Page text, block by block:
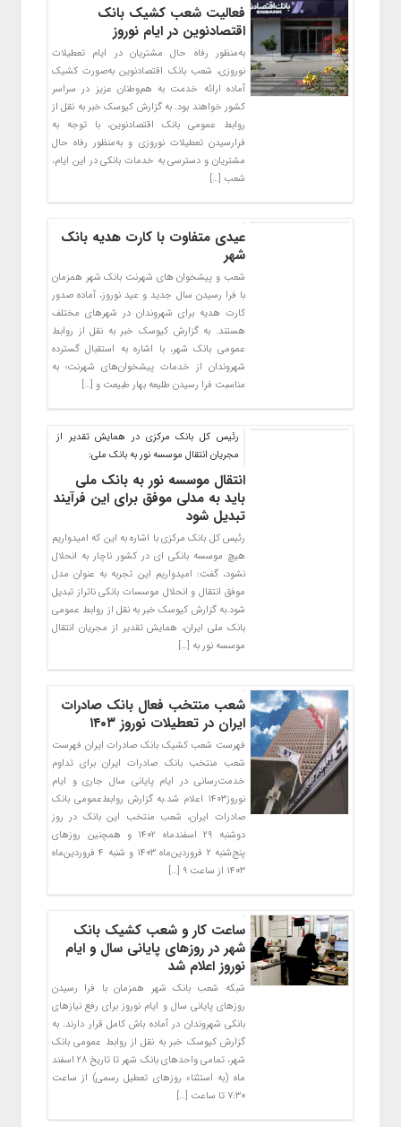
فعالیت شعب کشیک بانک
اقتصادنوین در ایام نوروز
به‌منظور رفاه حال مشتریان در ایام تعطیلات
نوروزی، شعب بانک اقتصادنوین به‌صورت کشیک
آماده ارائه خدمت به هم‌وطنان عزیز در سراسر
کشور خواهند بود. به گزارش کیوسک خبر به نقل از
روابط عمومی بانک اقتصادنوین، با توجه به
فرارسیدن تعطیلات نوروزی و به‌منظور رفاه حال
مشتریان و دسترسی به خدمات بانکی در این ایام،
شعب […]
عیدی متفاوت با کارت هدیه بانک
شهر
شعب و پیشخوان های شهرنت بانک شهر همزمان
با فرا رسیدن سال جدید و عید نوروز، آماده صدور
کارت هدیه برای شهروندان در شهرهای مختلف
هستند. به گزارش کیوسک خبر به نقل از روابط
عمومی بانک شهر، با اشاره به استقبال گسترده
شهروندان از خدمات پیشخوان‌های شهرنت؛ به
مناسبت فرا رسیدن طلیعه بهار طبیعت و […]
رئیس کل بانک‌ مرکزی در همایش تقدیر از
مجریان انتقال موسسه نور به بانک ملی:
انتقال موسسه نور به بانک ملی
باید به مدلی موفق برای این فرآیند
تبدیل شود
رئیس کل بانک مرکزی با اشاره به این که امیدواریم
هیچ موسسه بانکی ای در کشور ناچار به انحلال
نشود، گفت: امیدواریم این تجربه به عنوان مدل
موفق انتقال و انحلال موسسات بانکی ناتراز تبدیل
شود.به گزارش کیوسک خبر به نقل از روابط عمومی
بانک ملی ایران، همایش تقدیر از مجریان انتقال
موسسه نور به […]
​شعب منتخب فعال بانک صادرات
ایران در تعطیلات نوروز ١۴٠۳
فهرست شعب کشیک بانک صادرات ایران فهرست
شعب منتخب بانک صادرات ایران برای تداوم
خدمت‌رسانی در ایام پایانی سال جاری و ایام
نوروز١۴٠۳ اعلام شد.به گزارش روابط‌عمومی بانک
صادرات ایران، شعب منتخب این بانک در روز
دوشنبه ٢٩ اسفندماه ١۴٠۲ و همچنین روزهای
پنج‌‌شنبه ۲ فروردین‌ماه ۱۴۰۳ و شنبه ۴ فروردین‌ماه
۱۴۰۳ از ساعت ٩ […]
ساعت کار و شعب کشیک بانک
شهر در روزهای پایانی سال و ایام
نوروز اعلام شد
شبکه شعب بانک شهر همزمان با فرا رسیدن
روزهای پایانی سال و ایام نوروز برای رفع نیازهای
بانکی شهروندان در آماده باش کامل قرار دارند. به
گزارش کیوسک خبر به نقل از روابط عمومی بانک
شهر، تمامی واحدهای بانک شهر تا تاریخ ۲۸ اسفند
ماه (به استثناء روزهای تعطیل رسمی) از ساعت
۷:۳۰ تا ساعت […]